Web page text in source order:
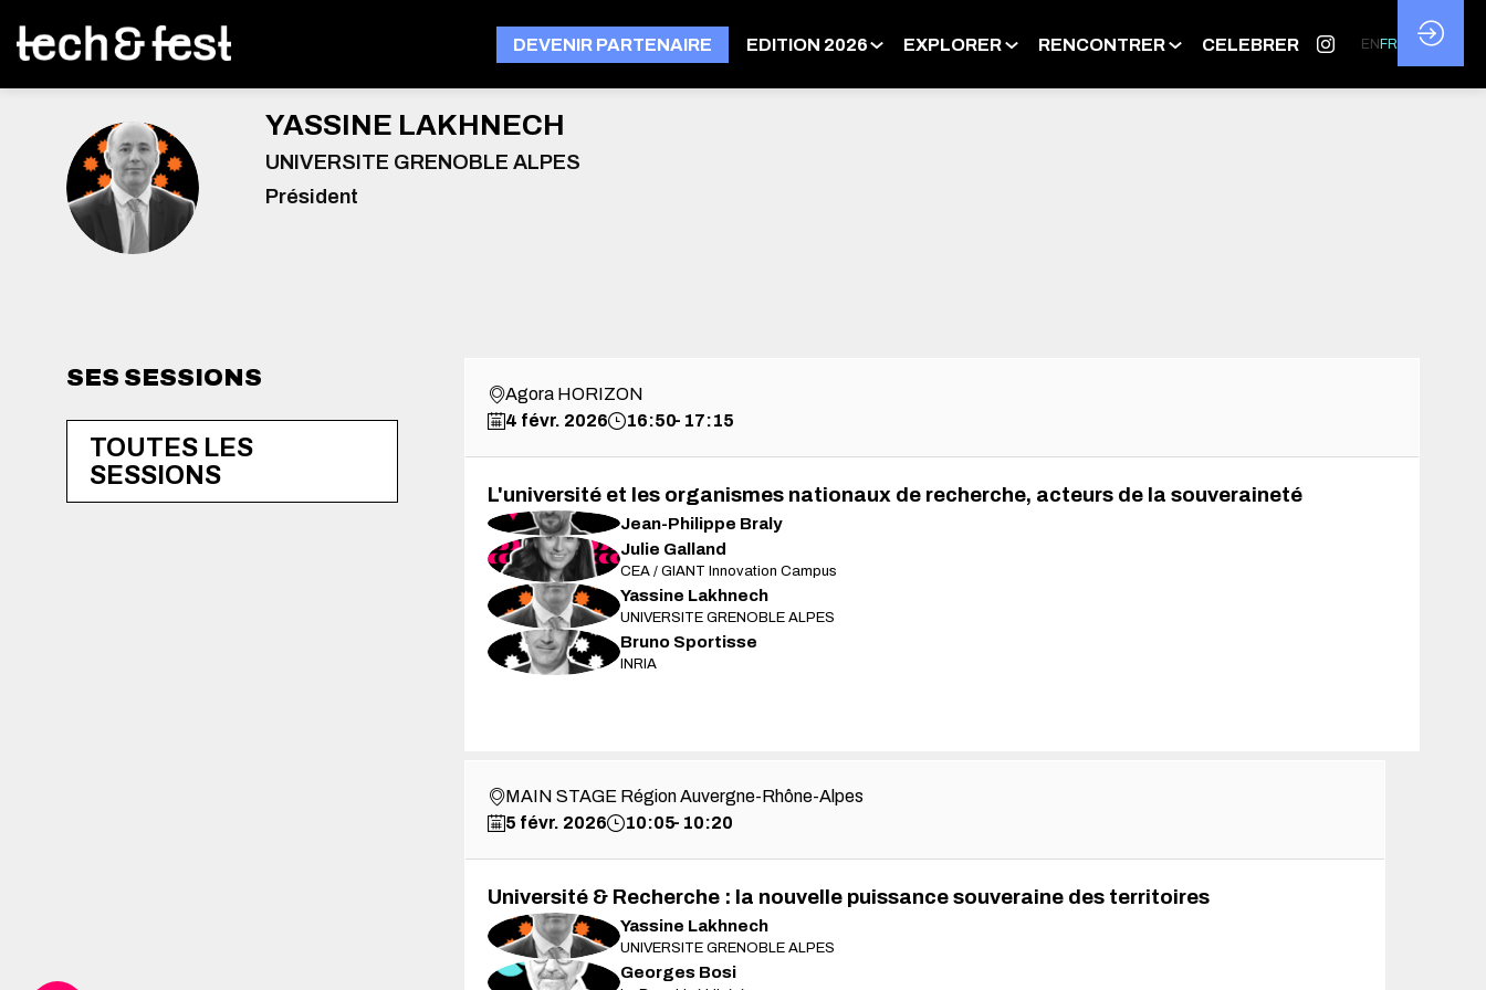
DEVENIR PARTENAIRE EDITION 2026 EXPLORER RENCONTRER CELEBRER EN FR
YL
YASSINE LAKHNECH
UNIVERSITE GRENOBLE ALPES
Président
SES SESSIONS
TOUTES LES
SESSIONS
Agora HORIZON
4 févr. 2026
16:50 17:15
L'université et les organismes nationaux de recherche, acteurs de la souveraineté
JB Jean-Philippe Braly
JG Julie Galland
CEA / GIANT Innovation Campus
YL Yassine Lakhnech
UNIVERSITE GRENOBLE ALPES
BS Bruno Sportisse
INRIA
MAIN STAGE Région Auvergne-Rhône-Alpes
5 févr. 2026
10:05 10:20
Université & Recherche : la nouvelle puissance souveraine des territoires
YL Yassine Lakhnech
UNIVERSITE GRENOBLE ALPES
GB Georges Bosi